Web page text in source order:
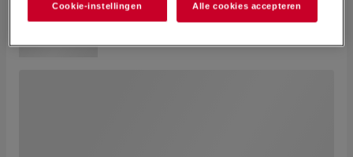
Cookie-instellingen Alle cookies accepteren